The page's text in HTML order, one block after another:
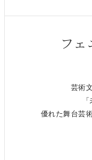
フ
芸術
優れた舞台芸